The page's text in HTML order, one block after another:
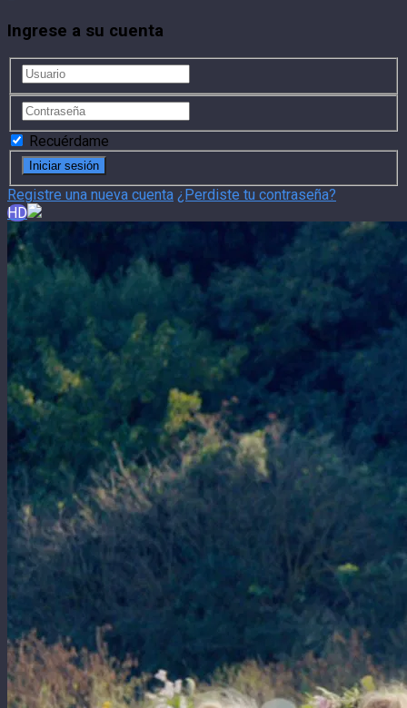
Ingrese a su cuenta
Recuérdame
Registre una nueva cuenta ¿Perdiste tu contraseña?
HD